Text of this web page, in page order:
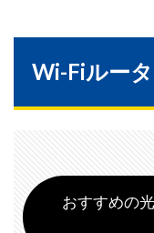
Wi-Fiルー
おすすめの